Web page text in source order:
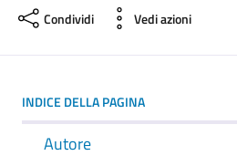
Condividi Vedi azioni
INDICE DELLA PAGINA
Autore